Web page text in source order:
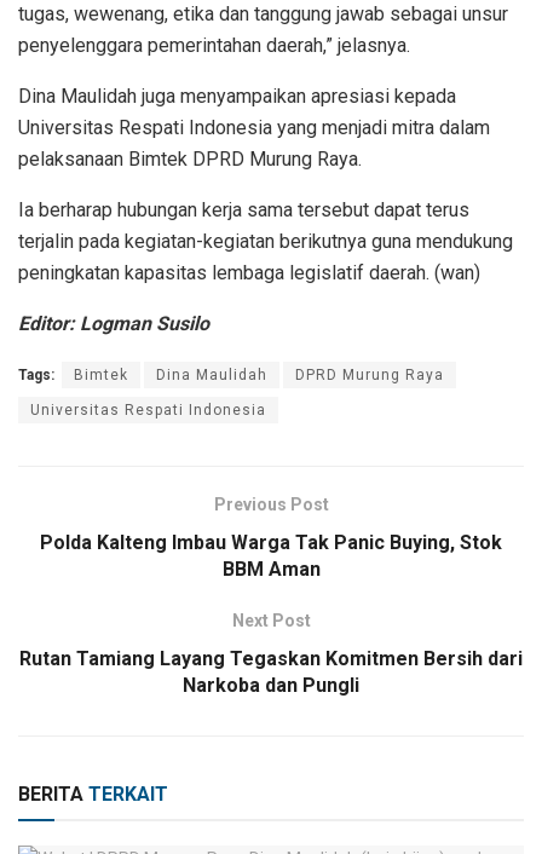
tugas, wewenang, etika dan tanggung jawab sebagai unsur
penyelenggara pemerintahan daerah,” jelasnya.
Dina Maulidah juga menyampaikan apresiasi kepada
Universitas Respati Indonesia yang menjadi mitra dalam
pelaksanaan Bimtek DPRD Murung Raya.
Ia berharap hubungan kerja sama tersebut dapat terus
terjalin pada kegiatan-kegiatan berikutnya guna mendukung
peningkatan kapasitas lembaga legislatif daerah. (wan)
Editor: Logman Susilo
Tags: Bimtek Dina Maulidah DPRD Murung Raya
Universitas Respati Indonesia
Previous Post
Polda Kalteng Imbau Warga Tak Panic Buying, Stok
BBM Aman
Next Post
Rutan Tamiang Layang Tegaskan Komitmen Bersih dari
Narkoba dan Pungli
BERITA TERKAIT